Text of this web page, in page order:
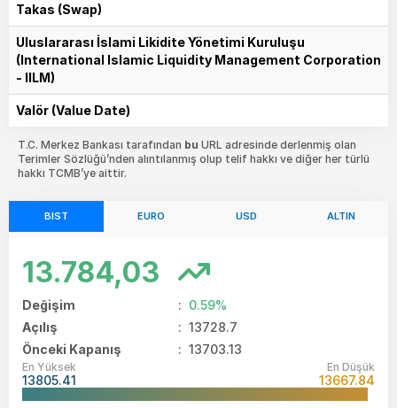
Takas (Swap)
Uluslararası İslami Likidite Yönetimi Kuruluşu
(International Islamic Liquidity Management Corporation
- IILM)
Valör (Value Date)
T.C. Merkez Bankası tarafından bu URL adresinde derlenmiş olan
Terimler Sözlüğü’nden alıntılanmış olup telif hakkı ve diğer her türlü
hakkı TCMB’ye aittir.
BIST EURO USD ALTIN
13.784,03
Değişim : 0.59%
Açılış
: 13728.7
Önceki Kapanış
: 13703.13
En Yüksek
13805.41
En Düşük
13667.84